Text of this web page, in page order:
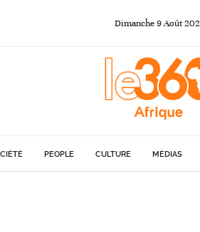
Dimanche 9Août
PEOPLE CULTURE MÉDIAS